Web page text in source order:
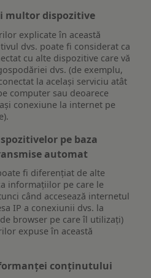
multor dispozitive
explicate în această
dvs. poate fi considerat ca
cu alte dispozitive care vă
dvs. (de exemplu,
la același serviciu atât
computer sau deoarece
conexiune la internet pe
pe baza
automat
fi diferențiat de alte
informațiilor pe care le
când accesează internetul
IP a conexiunii dvs. la
browser pe care îl utilizați)
expuse în această
conținutului